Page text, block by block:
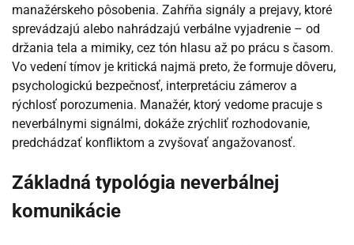
manažérskeho pôsobenia. Zahŕňa signály a prejavy, ktoré
sprevádzajú alebo nahrádzajú verbálne vyjadrenie – od
držania tela a mimiky, cez tón hlasu až po prácu s časom.
Vo vedení tímov je kritická najmä preto, že formuje dôveru,
psychologickú bezpečnosť, interpretáciu zámerov a
rýchlosť porozumenia. Manažér, ktorý vedome pracuje s
neverbálnymi signálmi, dokáže zrýchliť rozhodovanie,
predchádzať konfliktom a zvyšovať angažovanosť.
Základná typológia neverbálnej
komunikácie